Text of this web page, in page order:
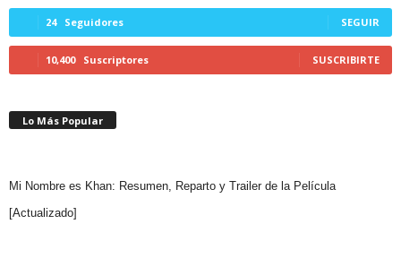
24 Seguidores SEGUIR
10,400 Suscriptores SUSCRIBIRTE
Lo Más Popular
Mi Nombre es Khan: Resumen, Reparto y Trailer de la Película
[Actualizado]